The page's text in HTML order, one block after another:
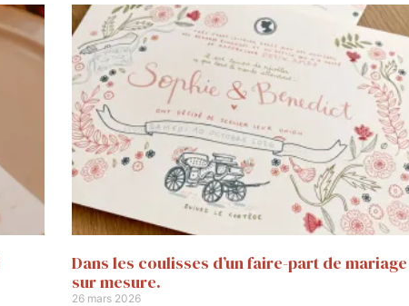
Dans les coulisses d’un faire-part de mariage
sur mesure.
26 mars 2026